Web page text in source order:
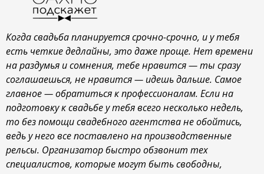
Когда свадьба планируется срочно-срочно, и у тебя
есть четкие дедлайны, это даже проще. Нет времени
на раздумья и сомнения, тебе нравится — ты сразу
соглашаешься, не нравится — идешь дальше. Самое
главное — обратиться к профессионалам. Если на
подготовку к свадьбе у тебя всего несколько недель,
то без помощи свадебного агентства не обойтись,
ведь у него все поставлено на производственные
рельсы. Организатор быстро обзвонит тех
специалистов, которые могут быть свободны,